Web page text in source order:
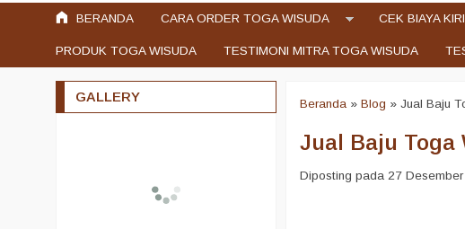
BERANDA CARA ORDER TOGA WISUDA CEK BIAYA
PRODUK TOGA WISUDA TESTIMONI MITRA TOGA WISUDA
Beranda »Blog »Jual Baju
Jual Baju Toga
Diposting pada 27
GALLERY